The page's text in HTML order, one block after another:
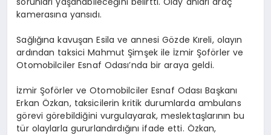
kamerasına yansıdı.
Sağlığına kavuşan Esila ve annesi Gözde Kıreli, olayın
ardından taksici Mahmut Şimşek ile İzmir Şoförler ve
Otomobilciler Esnaf Odası’nda bir araya geldi.
İzmir Şoförler ve Otomobilciler Esnaf Odası Başkanı
Erkan Özkan, taksicilerin kritik durumlarda ambulans
görevi görebildiğini vurgulayarak, meslektaşlarının bu
tür olaylarla gururlandırdığını ifade etti. Özkan,